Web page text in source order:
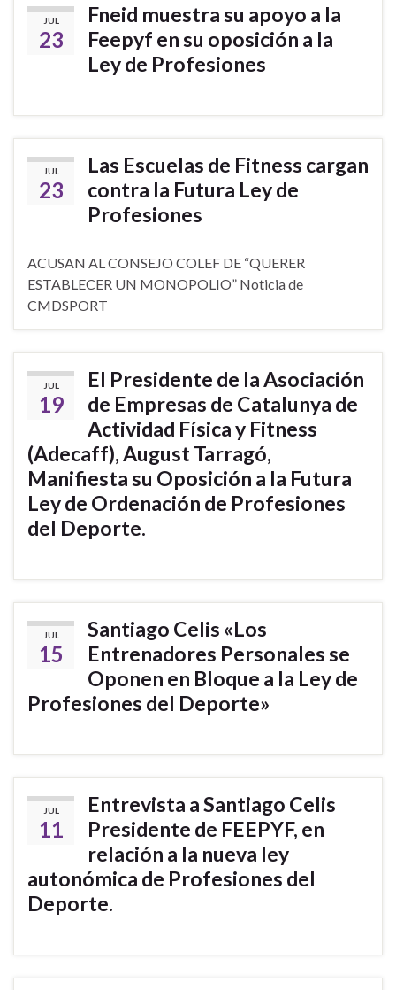
JUL
23
Fneid muestra su apoyo a la
Feepyf en su oposición a la
Ley de Profesiones
JUL
23
Las Escuelas de Fitness cargan
contra la Futura Ley de
Profesiones
ACUSAN AL CONSEJO COLEF DE “QUERER
ESTABLECER UN MONOPOLIO” Noticia de
CMDSPORT
JUL
19
El Presidente de la Asociación
de Empresas de Catalunya de
Actividad Física y Fitness
(Adecaff), August Tarragó,
Manifiesta su Oposición a la Futura
Ley de Ordenación de Profesiones
del Deporte.
JUL
15
Santiago Celis «Los
Entrenadores Personales se
Oponen en Bloque a la Ley de
Profesiones del Deporte»
JUL
11
Entrevista a Santiago Celis
Presidente de FEEPYF, en
relación a la nueva ley
autonómica de Profesiones del
Deporte.